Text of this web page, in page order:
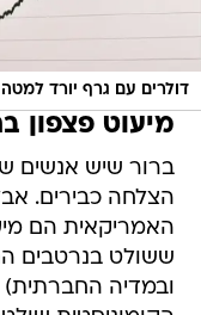
דולרים עם גרף יורד למטה
מיעוט פצפון
ברור שיש אנשים
הצלחה כבירים.
האמריקאית הם
ששולט בנרטבים
ובמדיה